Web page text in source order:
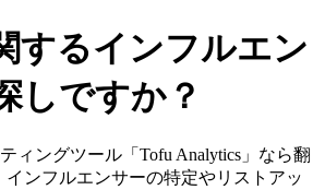
するインフルエン
しですか？
ィングツール「Tofu Analytics」なら翻
ンフルエンサーの特定やリストアッ